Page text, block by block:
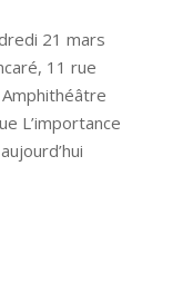
21 mars
11 rue
L’importance